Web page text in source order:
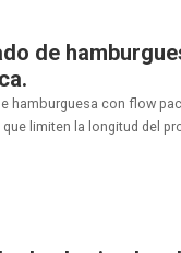
de
hamburguesa con flow
limiten la longitud del